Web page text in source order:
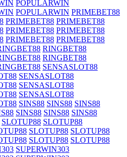
POPULARWIN
POPULARWIN PRIMEBET88
PRIMEBET88 PRIMEBET88
PRIMEBET88 PRIMEBET88
PRIMEBET88 PRIMEBET88
RINGBET88
RINGBET88
SENSASLOT88
SENSASLOT88
SENSASLOT88
SENSASLOT88
SINS88 SINS88 SINS88
SINS88 SINS88 SINS88
SLOTUP88 SLOTUP88
SLOTUP88 SLOTUP88
SLOTUP88 SLOTUP88
SUPERWIN303